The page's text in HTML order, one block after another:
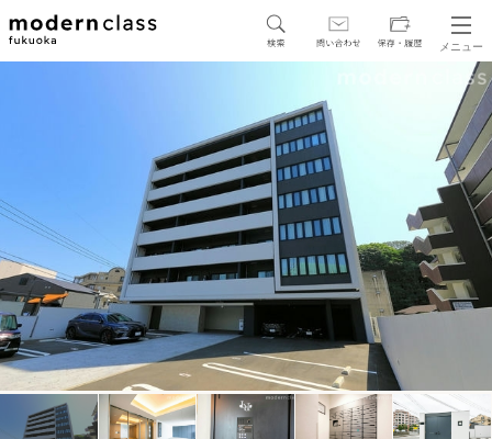
メニュー
駅・路線から探す
区から探す
人気エリアから探す
アクセスランキング